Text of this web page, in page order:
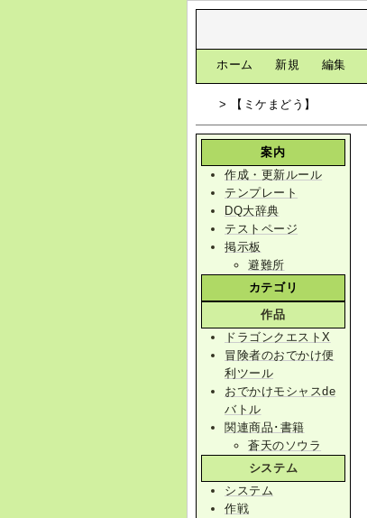
ホーム 新規 編集
> 【ミケまどう】
案内
作成・更新ルール
テンプレート
DQ大辞典
テストページ
掲示板
避難所
カテゴリ
作品
ドラゴンクエストX
冒険者のおでかけ便
利ツール
おでかけモシャスde
バトル
関連商品･書籍
蒼天のソウラ
システム
システム
作戦